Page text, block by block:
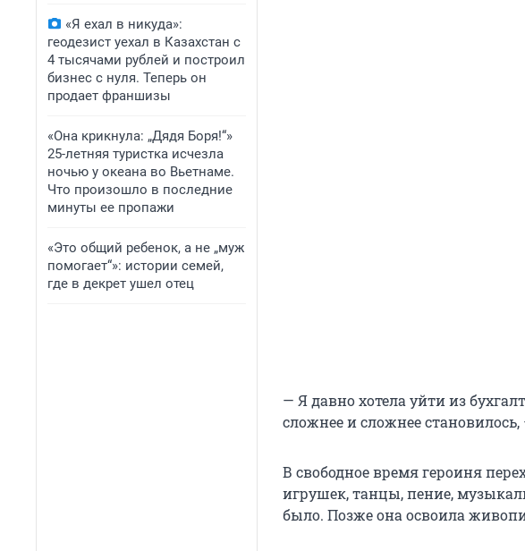
«Я ехал в никуда»:
геодезист уехал в Казахстан с
4 тысячами рублей и построил
бизнес с нуля. Теперь он
продает франшизы
«Она крикнула: „Дядя Боря!“»
25-летняя туристка исчезла
ночью у океана во Вьетнаме.
Что произошло в последние
минуты ее пропажи
«Это общий ребенок, а не „муж
помогает“»: истории семей,
где в декрет ушел отец
— Я давно хотела уйти из
сложнее и сложнее
В свободное время героиня
игрушек, танцы, пение,
было. Позже она освоила